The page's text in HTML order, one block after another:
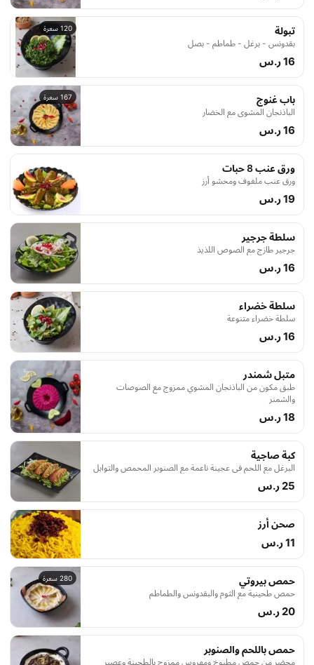
120 سعرة تبولة
بقدونس - برغل - طماطم - بصل
16 ر.س
167 سعرة باب غنوج
الباذنجان المشوي مع الخضار
16 ر.س
ورق عنب 8 حبات
ورق عنب ملفوف ومحشو أرز
19 ر.س
سلطة جرجير
جرجير طازج مع الصوص اللذيذ
16 ر.س
سلطة خضراء
سلطة خضراء متنوعة
16 ر.س
متبل شمندر
طبق مكون من الباذنجان المشوي ممزوج مع الصوصات
والشمنر
18 ر.س
كبة صاجية
البرغل مع اللحم في عجينة ناعمة مع الصنوبر المحمص والتوابل
25 ر.س
صحن أرز
11 ر.س
280 سعرة حمص بيروتي
حمص طحينية مع الثوم والبقدونس والطماطم
20 ر.س
حمص باللحم والصنوبر
محضر من حمص مطبوخ ومهروس ممزوج بالطحينة وعصير